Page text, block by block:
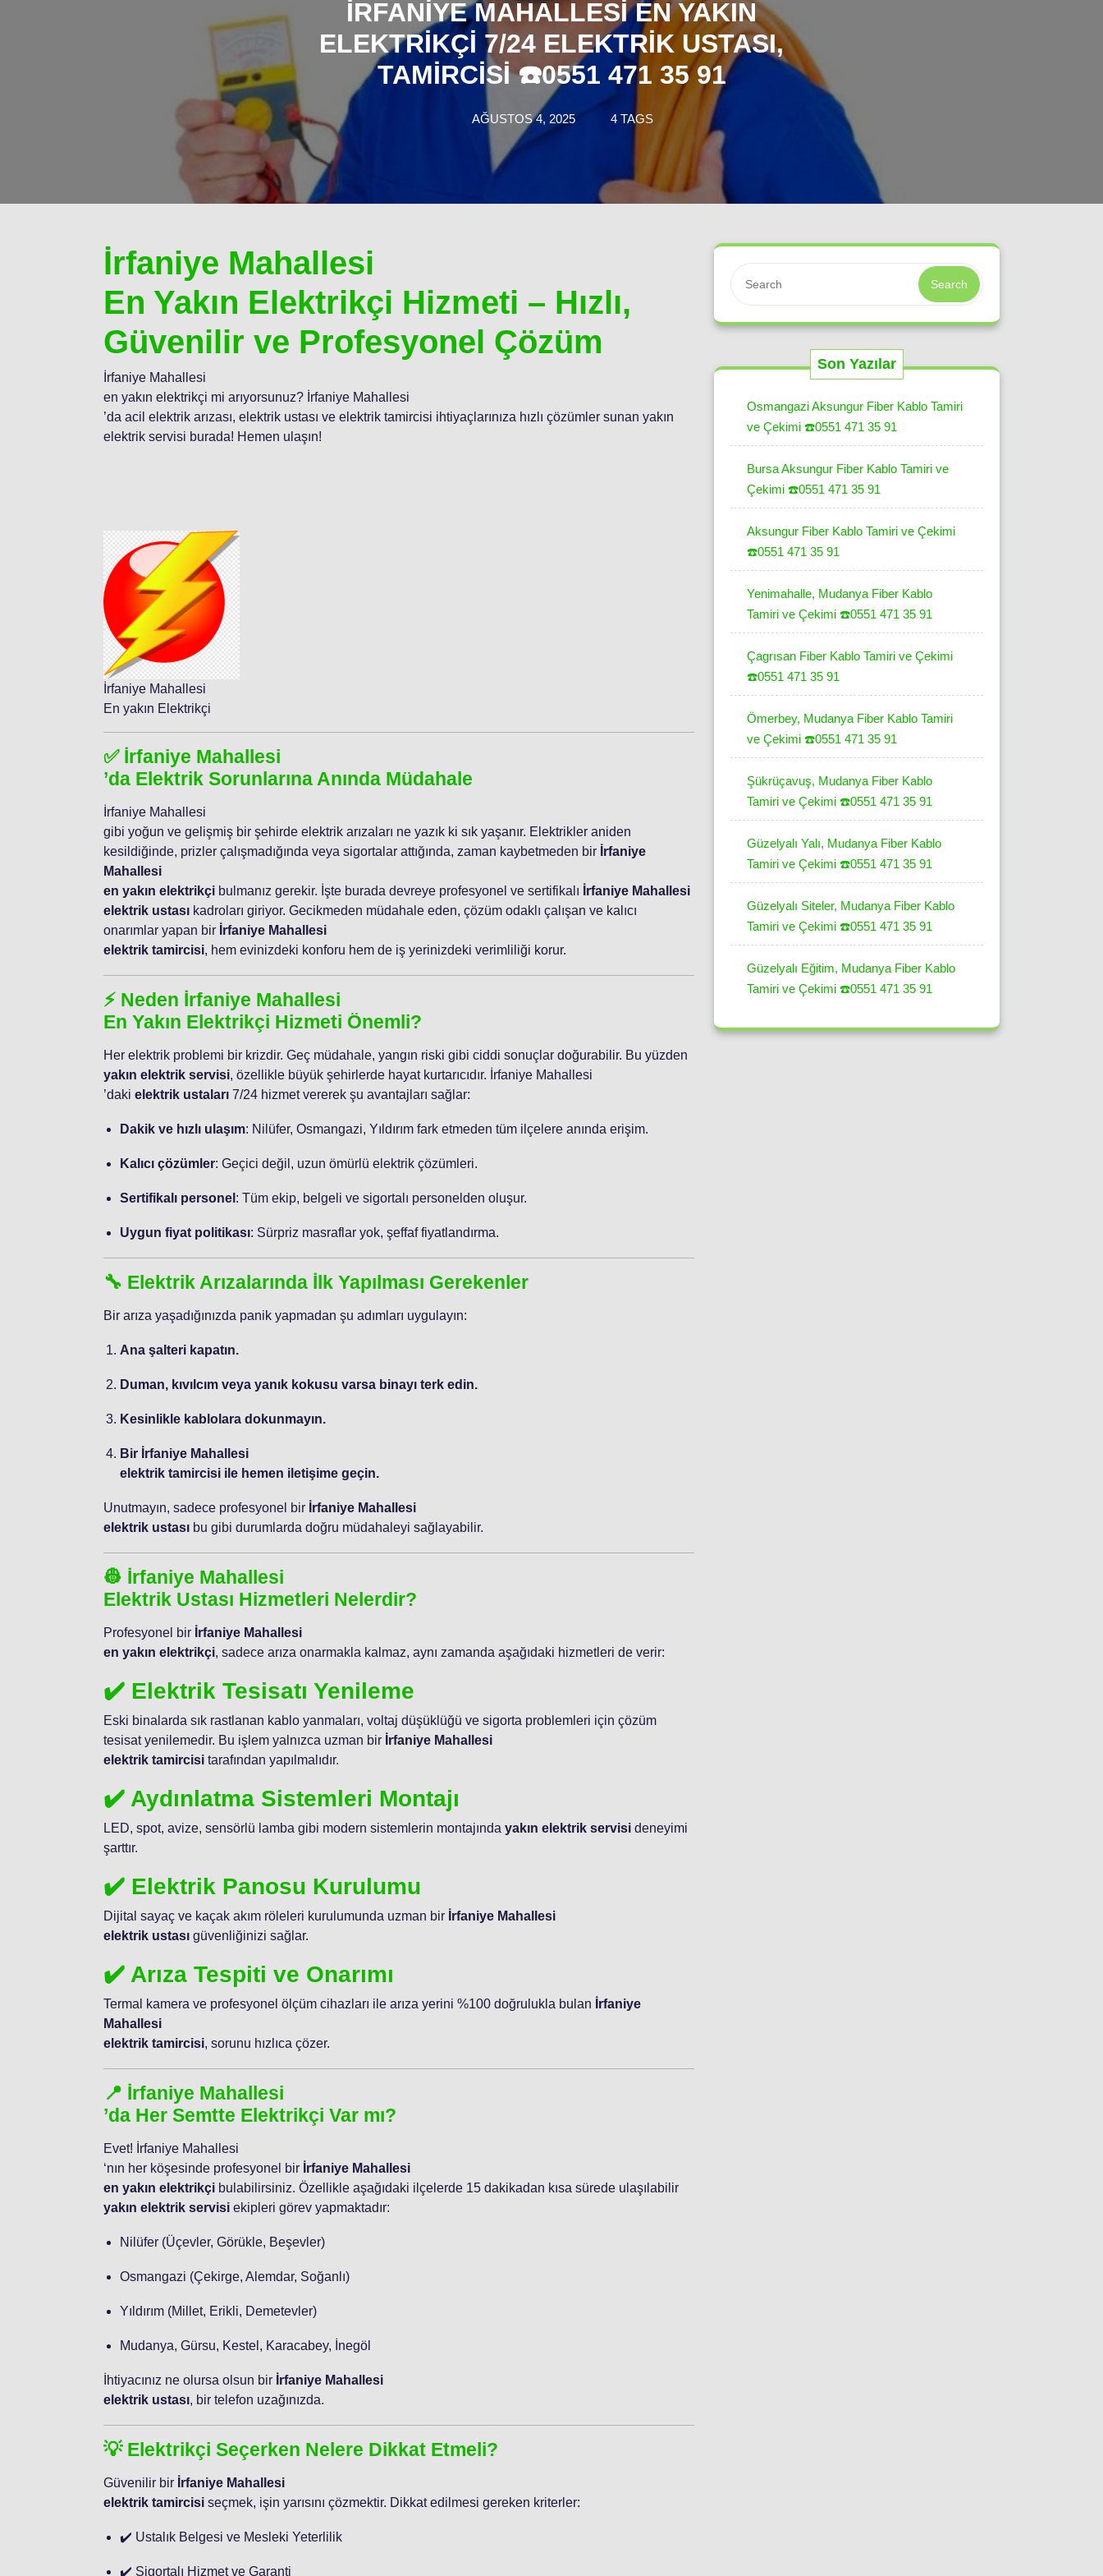
İRFANIYE MAHALLESI EN YAKIN
ELEKTRIKÇI 7/24 ELEKTRIK USTASI,
TAMIRCISI ☎️0551 471 35 91
AĞUSTOS 4, 2025 4 TAGS
İrfaniye Mahallesi
En Yakın Elektrikçi Hizmeti – Hızlı,
Güvenilir ve Profesyonel Çözüm
İrfaniye Mahallesi
en yakın elektrikçi mi arıyorsunuz? İrfaniye Mahallesi
’da acil elektrik arızası, elektrik ustası ve elektrik tamircisi ihtiyaçlarınıza hızlı çözümler sunan yakın
elektrik servisi burada! Hemen ulaşın!
İrfaniye Mahallesi
En yakın Elektrikçi
✅ İrfaniye Mahallesi
’da Elektrik Sorunlarına Anında Müdahale
İrfaniye Mahallesi
gibi yoğun ve gelişmiş bir şehirde elektrik arızaları ne yazık ki sık yaşanır. Elektrikler aniden
kesildiğinde, prizler çalışmadığında veya sigortalar attığında, zaman kaybetmeden bir İrfaniye
Mahallesi
en yakın elektrikçi bulmanız gerekir. İşte burada devreye profesyonel ve sertifikalı İrfaniye Mahallesi
elektrik ustası kadroları giriyor. Gecikmeden müdahale eden, çözüm odaklı çalışan ve kalıcı
onarımlar yapan bir İrfaniye Mahallesi
elektrik tamircisi, hem evinizdeki konforu hem de iş yerinizdeki verimliliği korur.
⚡ Neden İrfaniye Mahallesi
En Yakın Elektrikçi Hizmeti Önemli?
Her elektrik problemi bir krizdir. Geç müdahale, yangın riski gibi ciddi sonuçlar doğurabilir. Bu yüzden
yakın elektrik servisi, özellikle büyük şehirlerde hayat kurtarıcıdır. İrfaniye Mahallesi
’daki elektrik ustaları 7/24 hizmet vererek şu avantajları sağlar:
Dakik ve hızlı ulaşım: Nilüfer, Osmangazi, Yıldırım fark etmeden tüm ilçelere anında erişim.
Kalıcı çözümler: Geçici değil, uzun ömürlü elektrik çözümleri.
Sertifikalı personel : Tüm ekip, belgeli ve sigortalı personelden oluşur.
Uygun fiyat politikası: Sürpriz masraflar yok, şeffaf fiyatlandırma.
🔧 Elektrik Arızalarında İlk Yapılması Gerekenler
Bir arıza yaşadığınızda panik yapmadan şu adımları uygulayın:
Ana şalteri kapatın.
Duman, kıvılcım veya yanık kokusu varsa binayı terk edin.
Kesinlikle kablolara dokunmayın.
Bir İrfaniye Mahallesi
elektrik tamircisi ile hemen iletişime geçin.
Unutmayın, sadece profesyonel bir İrfaniye Mahallesi
elektrik ustası bu gibi durumlarda doğru müdahaleyi sağlayabilir.
👷 İrfaniye Mahallesi
Elektrik Ustası Hizmetleri Nelerdir?
Profesyonel bir İrfaniye Mahallesi
en yakın elektrikçi, sadece arıza onarmakla kalmaz, aynı zamanda aşağıdaki hizmetleri de verir:
✔️ Elektrik Tesisatı Yenileme
Eski binalarda sık rastlanan kablo yanmaları, voltaj düşüklüğü ve sigorta problemleri için çözüm
tesisat yenilemedir. Bu işlem yalnızca uzman bir İrfaniye Mahallesi
elektrik tamircisi tarafından yapılmalıdır.
✔️ Aydınlatma Sistemleri Montajı
LED, spot, avize, sensörlü lamba gibi modern sistemlerin montajında yakın elektrik servisi deneyimi
şarttır.
✔️ Elektrik Panosu Kurulumu
Dijital sayaç ve kaçak akım röleleri kurulumunda uzman bir İrfaniye Mahallesi
elektrik ustası güvenliğinizi sağlar.
✔️ Arıza Tespiti ve Onarımı
Termal kamera ve profesyonel ölçüm cihazları ile arıza yerini %100 doğrulukla bulan İrfaniye
Mahallesi
elektrik tamircisi, sorunu hızlıca çözer.
📍 İrfaniye Mahallesi
’da Her Semtte Elektrikçi Var mı?
Evet! İrfaniye Mahallesi
‘nın her köşesinde profesyonel bir İrfaniye Mahallesi
en yakın elektrikçi bulabilirsiniz. Özellikle aşağıdaki ilçelerde 15 dakikadan kısa sürede ulaşılabilir
yakın elektrik servisi ekipleri görev yapmaktadır:
Nilüfer (Üçevler, Görükle, Beşevler)
Osmangazi (Çekirge, Alemdar, Soğanlı)
Yıldırım (Millet, Erikli, Demetevler)
Mudanya, Gürsu, Kestel, Karacabey, İnegöl
İhtiyacınız ne olursa olsun bir İrfaniye Mahallesi
elektrik ustası, bir telefon uzağınızda.
💡 Elektrikçi Seçerken Nelere Dikkat Etmeli?
Güvenilir bir İrfaniye Mahallesi
elektrik tamircisi seçmek, işin yarısını çözmektir. Dikkat edilmesi gereken kriterler:
✔️ Ustalık Belgesi ve Mesleki Yeterlilik
✔️ Sigortalı Hizmet ve Garanti
Search
Son Yazılar
Osmangazi Aksungur Fiber Kablo Tamiri
ve Çekimi ☎️0551 471 35 91
Bursa Aksungur Fiber Kablo Tamiri ve
Çekimi ☎️0551 471 35 91
Aksungur Fiber Kablo Tamiri ve Çekimi
☎️0551 471 35 91
Yenimahalle, Mudanya Fiber Kablo
Tamiri ve Çekimi ☎️0551 471 35 91
Çagrısan Fiber Kablo Tamiri ve Çekimi
☎️0551 471 35 91
Ömerbey, Mudanya Fiber Kablo Tamiri
ve Çekimi ☎️0551 471 35 91
Şükrüçavuş, Mudanya Fiber Kablo
Tamiri ve Çekimi ☎️0551 471 35 91
Güzelyalı Yalı, Mudanya Fiber Kablo
Tamiri ve Çekimi ☎️0551 471 35 91
Güzelyalı Siteler, Mudanya Fiber Kablo
Tamiri ve Çekimi ☎️0551 471 35 91
Güzelyalı Eğitim, Mudanya Fiber Kablo
Tamiri ve Çekimi ☎️0551 471 35 91